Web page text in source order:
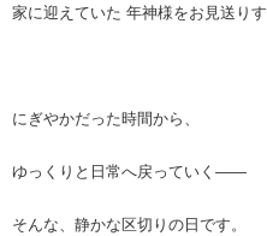
家に迎えていた 年神様をお見送りす
にぎやかだった時間から、
ゆっくりと日常へ戻っていく――
そんな、静かな区切りの日です。